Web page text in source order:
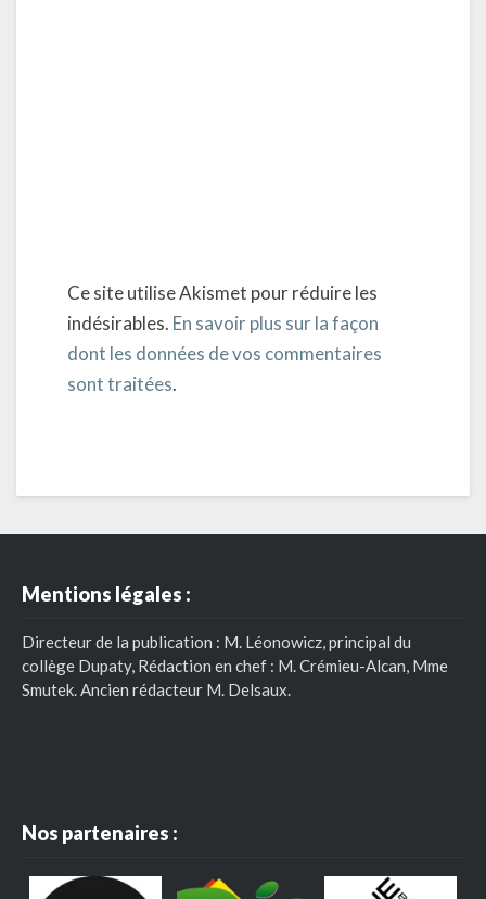
Ce site utilise Akismet pour réduire les
indésirables. En savoir plus sur la façon
dont les données de vos commentaires
sont traitées.
Mentions légales :
Directeur de la publication : M. Léonowicz, principal du
collège Dupaty, Rédaction en chef : M. Crémieu-Alcan, Mme
Smutek. Ancien rédacteur M. Delsaux.
Nos partenaires :